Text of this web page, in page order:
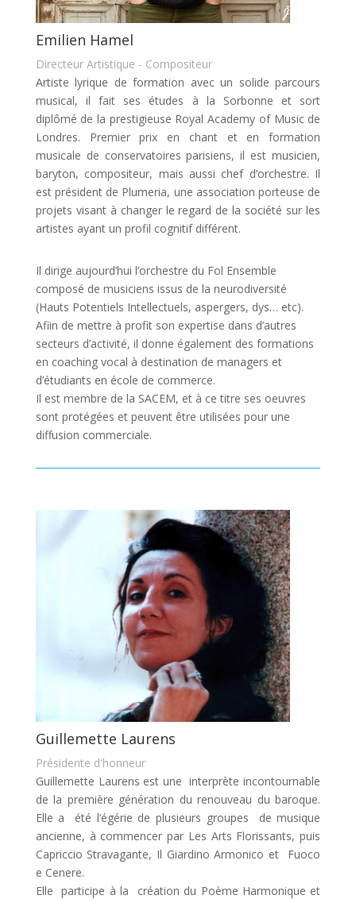
Emilien Hamel
Directeur Artistique - Compositeur
Artiste lyrique de formation avec un solide parcours
musical, il fait ses études à la Sorbonne et sort
diplômé de la prestigieuse Royal Academy of Music de
Londres. Premier prix en chant et en formation
musicale de conservatoires parisiens, il est musicien,
baryton, compositeur, mais aussi chef d’orchestre. Il
est président de Plumeria, une association porteuse de
projets visant à changer le regard de la société sur les
artistes ayant un profil cognitif différent.
Il dirige aujourd’hui l’orchestre du Fol Ensemble
composé de musiciens issus de la neurodiversité
(Hauts Potentiels Intellectuels, aspergers, dys… etc).
Afiin de mettre à profit son expertise dans d’autres
secteurs d’activité, il donne également des formations
en coaching vocal à destination de managers et
d’étudiants en école de commerce.
Il est membre de la SACEM, et à ce titre ses oeuvres
sont protégées et peuvent être utilisées pour une
diffusion commerciale.
Guillemette Laurens
Présidente d'honneur
Guillemette Laurens est une interprète incontournable
de la première génération du renouveau du baroque.
Elle a été l’égérie de plusieurs groupes de musique
ancienne, à commencer par Les Arts Florissants, puis
Capriccio Stravagante, Il Giardino Armonico et Fuoco
e Cenere.
Elle participe à la création du Poème Harmonique et